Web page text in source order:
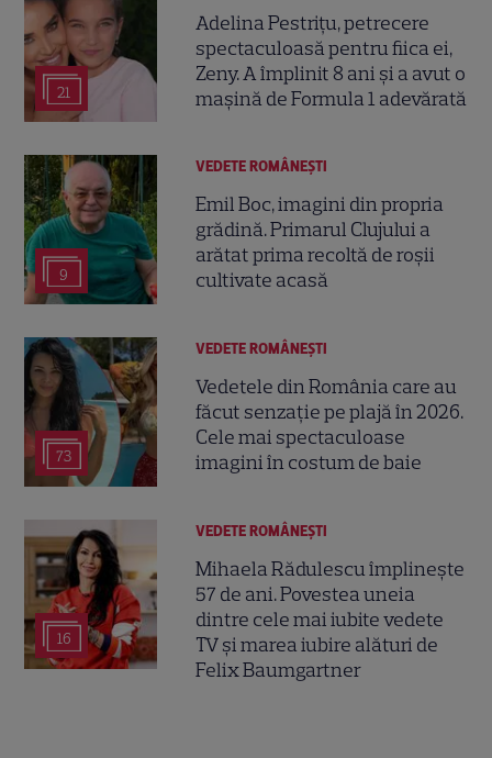
21
Adelina Pestrițu, petrecere
spectaculoasă pentru fiica ei,
Zeny. A împlinit 8 ani și a avut o
mașină de Formula 1 adevărată
9
VEDETE ROMÂNEŞTI
Emil Boc, imagini din propria
grădină. Primarul Clujului a
arătat prima recoltă de roșii
cultivate acasă
73
VEDETE ROMÂNEŞTI
Vedetele din România care au
făcut senzație pe plajă în 2026.
Cele mai spectaculoase
imagini în costum de baie
16
VEDETE ROMÂNEŞTI
Mihaela Rădulescu împlinește
57 de ani. Povestea uneia
dintre cele mai iubite vedete
TV și marea iubire alături de
Felix Baumgartner